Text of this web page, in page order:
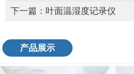
下一篇： 叶面温湿度记录仪
产品展示